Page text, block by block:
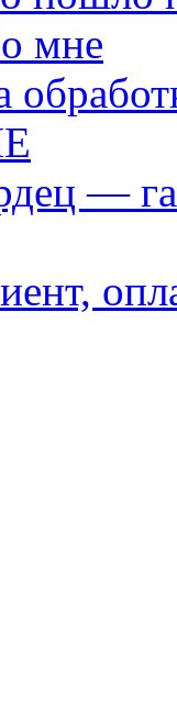
мне
—